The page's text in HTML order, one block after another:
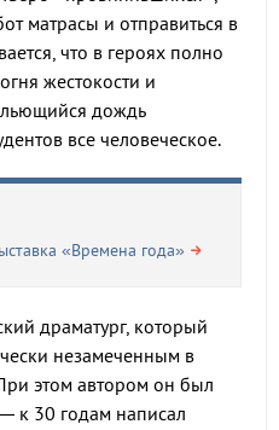
матрасы и отправиться в
что в героях полно
жестокости и
дождь
все человеческое.
«Времена года»
драматург, который
незамеченным в
этом автором он был
к 30 годам написал